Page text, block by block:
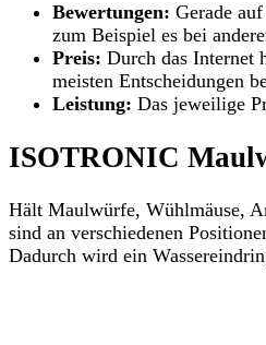
Bewertungen: Gerade
zum Beispiel es bei
Preis: Durch das Internet
meisten Entscheidungen
Leistung: Das jeweilige
ISOTRONIC
Hält Maulwürfe, Wühlmäuse,
sind an verschiedenen
Dadurch wird ein